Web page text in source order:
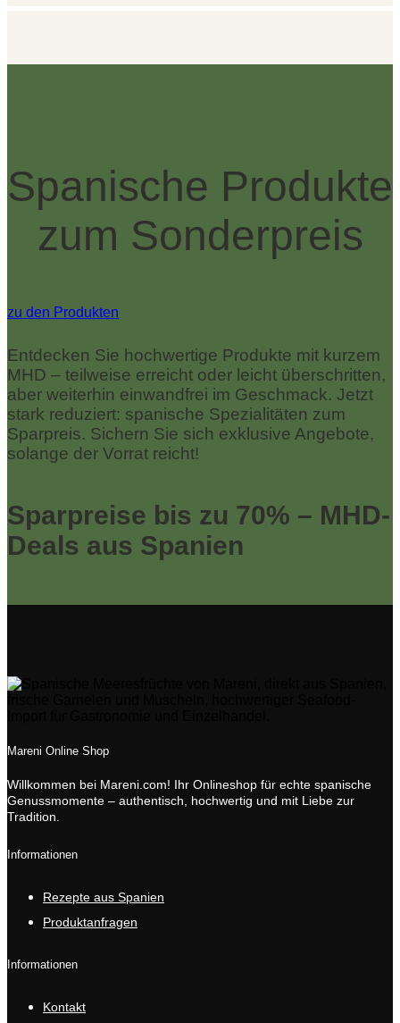
Spanische Produkte
zum Sonderpreis
zu den Produkten
Entdecken Sie hochwertige Produkte mit kurzem
MHD – teilweise erreicht oder leicht überschritten,
aber weiterhin einwandfrei im Geschmack. Jetzt
stark reduziert: spanische Spezialitäten zum
Sparpreis. Sichern Sie sich exklusive Angebote,
solange der Vorrat reicht!
Sparpreise bis zu 70% – MHD-
Deals aus Spanien
Mareni Online Shop
Willkommen bei Mareni.com! Ihr Onlineshop für echte spanische
Genussmomente – authentisch, hochwertig und mit Liebe zur
Tradition.
Informationen
Rezepte aus Spanien
Produktanfragen
Informationen
Kontakt